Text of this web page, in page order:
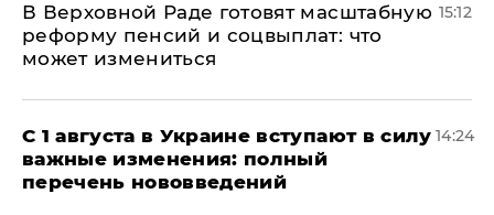
В Верховной Раде готовят масштабную
реформу пенсий и соцвыплат: что
может измениться
15:12
С 1 августа в Украине вступают в силу
важные изменения: полный
перечень нововведений
14:24